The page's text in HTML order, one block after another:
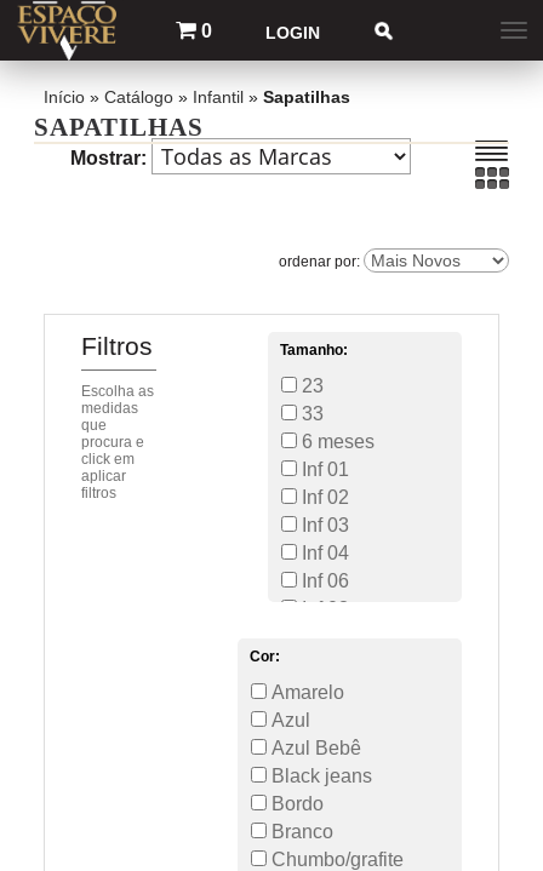
0 LOGIN
Início » Catálogo » Infantil » Sapatilhas
SAPATILHAS
Mostrar:
Filtros
Escolha as
medidas
que
procura e
click em
aplicar
filtros
Tamanho:
23
33
6 meses
Inf 01
Inf 02
Inf 03
Inf 04
Inf 06
Inf 08
Inf 14
Inf 16
Inf G
Inf GG
Inf M
Inf P
Inf PP
Cor:
Amarelo
Azul
Azul Bebê
Black jeans
Bordo
Branco
Chumbo/grafite